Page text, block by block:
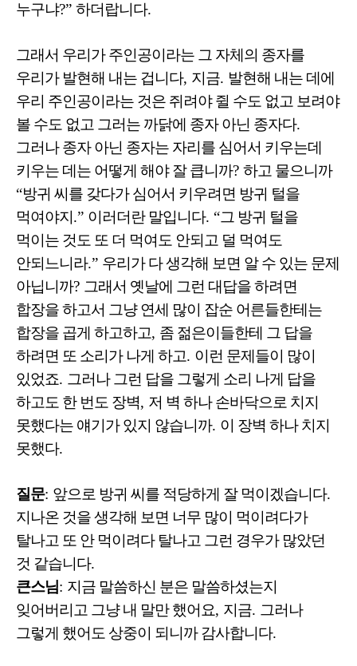
누구냐?” 하더랍니다.
그래서 우리가 주인공이라는 그 자체의 종자를
우리가 발현해 내는 겁니다, 지금. 발현해 내는 데에
우리 주인공이라는 것은 쥐려야 쥘 수도 없고 보려야
볼 수도 없고 그러는 까닭에 종자 아닌 종자다.
그러나 종자 아닌 종자는 자리를 심어서 키우는데
키우는 데는 어떻게 해야 잘 큽니까? 하고 물으니까
“방귀 씨를 갖다가 심어서 키우려면 방귀 털을
먹여야지 .” 이러더란 말입니다. “그 방귀 털을
먹이는 것도 또 더 먹여도 안되고 덜 먹여도
안되느니라.” 우리가 다 생각해 보면 알 수 있는 문제
아닙니까? 그래서 옛날에 그런 대답을 하려면
합장을 하고서 그냥 연세 많이 잡순 어른들한테는
합장을 곱게 하고하고, 좀 젊은이들한테 그 답을
하려면 또 소리가 나게 하고. 이런 문제들이 많이
있었죠. 그러나 그런 답을 그렇게 소리 나게 답을
하고도 한 번도 장벽, 저 벽 하나 손바닥으로 치지
못했다는 얘기가 있지 않습니까. 이 장벽 하나 치지
못했다.
질문: 앞으로 방귀 씨를 적당하게 잘 먹이겠습니다.
지나온 것을 생각해 보면 너무 많이 먹이려다가
탈나고 또 안 먹이려다 탈나고 그런 경우가 많았던
것 같습니다.
큰스님: 지금 말씀하신 분은 말씀하셨는지
잊어버리고 그냥 내 말만 했어요, 지금. 그러나
그렇게 했어도 상중이 되니까 감사합니다.